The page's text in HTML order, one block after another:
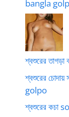
bangla
শ্বশুরের তাগড়া
শ্বশুরের
golpo
শ্বশুরের